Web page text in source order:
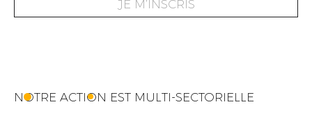
JE M’INSCRIS
NOTRE ACTION EST MULTI-SECTORIELLE